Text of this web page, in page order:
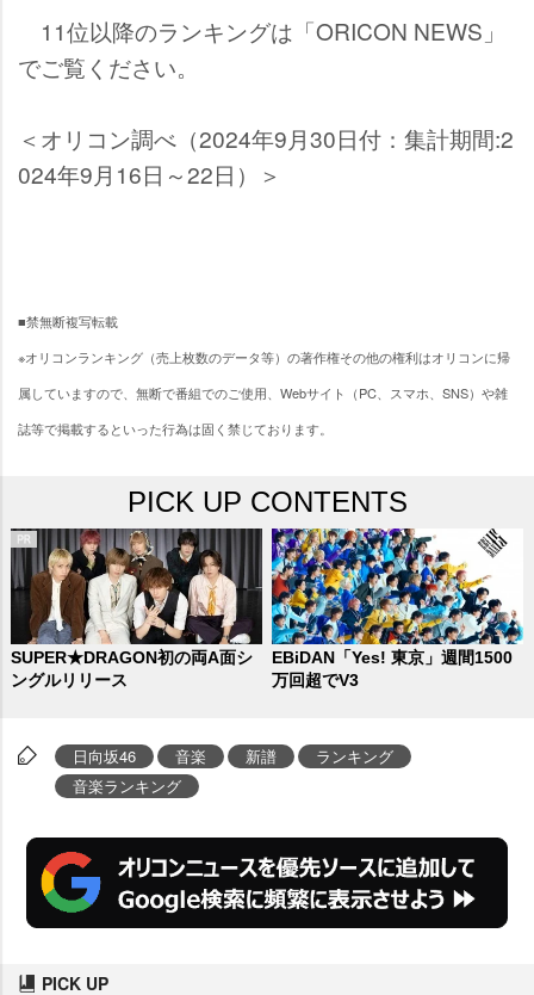
11位以降のランキングは「ORICON NEWS」
でご覧ください。
＜オリコン調べ（2024年9月30日付：集計期間:2
024年9月16日～22日）＞
■禁無断複写転載
※オリコンランキング（売上枚数のデータ等）の著作権その他の権利はオリコンに帰
属していますので、無断で番組でのご使用、Webサイト（PC、スマホ、SNS）や雑
誌等で掲載するといった行為は固く禁じております。
PICK UP CONTENTS
SUPER★DRAGON初の両A面シ
ングルリリース
EBiDAN「Yes! 東京」週間1500
万回超でV3
日向坂46 音楽 新譜
ランキング
音楽ランキング
PICK UP